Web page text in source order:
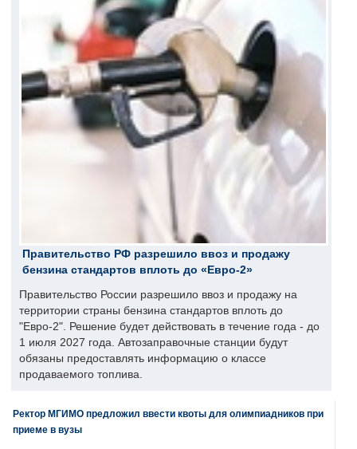
Правительство РФ разрешило ввоз и продажу
бензина стандартов вплоть до «Евро-2»
Правительство России разрешило ввоз и продажу на
территории страны бензина стандартов вплоть до
"Евро-2". Решение будет действовать в течение года - до
1 июля 2027 года. Автозаправочные станции будут
обязаны предоставлять информацию о классе
продаваемого топлива.
Ректор МГИМО предложил ввести квоты для олимпиадников при
приеме в вузы